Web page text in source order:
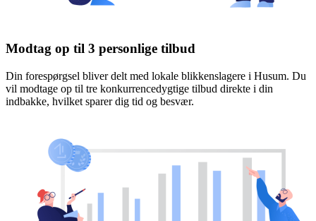
Modtag op til 3 personlige tilbud
Din forespørgsel bliver delt med lokale blikkenslagere i Husum. Du
vil modtage op til tre konkurrencedygtige tilbud direkte i din
indbakke, hvilket sparer dig tid og besvær.